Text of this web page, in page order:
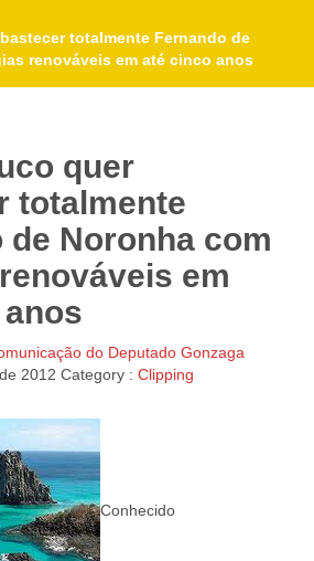
totalmente Fernando de
renováveis em até cinco anos
quer
totalmente
de Noronha com
em
do Deputado Gonzaga
2012 Category : Clipping
Conhecido